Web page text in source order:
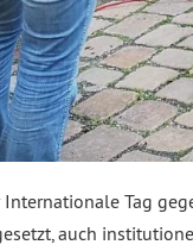
Tag
auch